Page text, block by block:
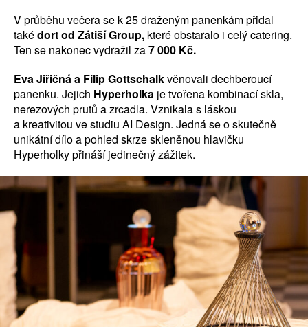
V průběhu večera se k 25 draženým panenkám přidal
takédort od Zátiší Group, které obstaralo i celý catering.
Ten se nakonec vydražil za7 000 Kč.
Eva Jiřičná a Filip Gottschalkvěnovali dechberoucí
panenku. Jejich Hyperholka je tvořena kombinací skla,
nerezových prutů a zrcadla. Vznikala s láskou
a kreativitou ve studiu AI Design. Jedná se o skutečně
unikátní dílo a pohled skrze skleněnou hlavičku
Hyperholky přináší jedinečný zážitek.